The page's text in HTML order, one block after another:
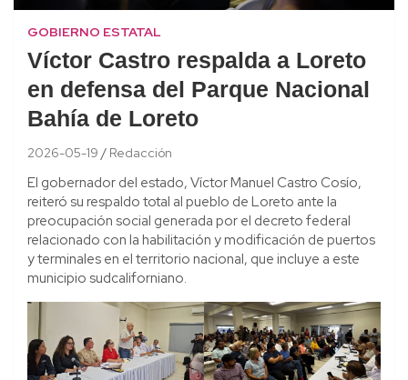
GOBIERNO ESTATAL
Víctor Castro respalda a Loreto
en defensa del Parque Nacional
Bahía de Loreto
2026-05-19 Redacción
El gobernador del estado, Víctor Manuel Castro Cosío,
reiteró su respaldo total al pueblo de Loreto ante la
preocupación social generada por el decreto federal
relacionado con la habilitación y modificación de puertos
y terminales en el territorio nacional, que incluye a este
municipio sudcaliforniano.